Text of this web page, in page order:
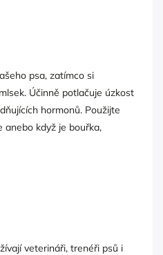
psa, zatímco si
Účinně potlačuje úzkost
hormonů. Použijte
anebo když je bouřka,
veterináři, trenéři psů i